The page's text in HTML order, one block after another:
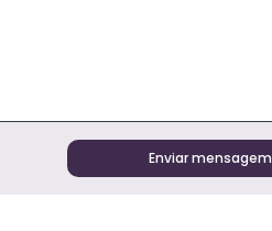
Enviar mensagem